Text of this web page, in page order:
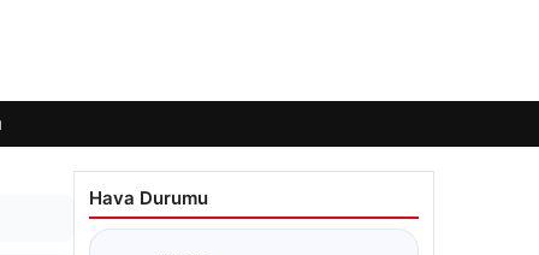
Hava Durumu